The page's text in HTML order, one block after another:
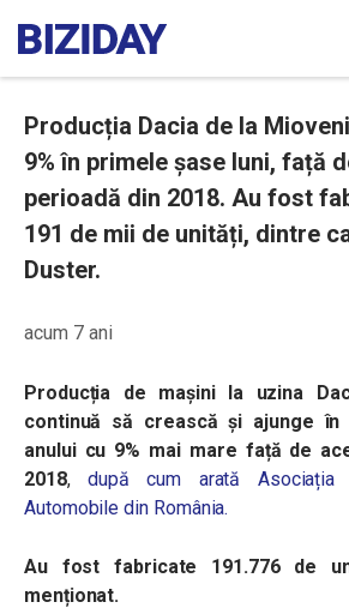
Producția Dacia de la
9% în primele șase luni, față
perioadă din 2018. Au fost
191 de mii de unități, dintre
Duster.
acum 7 ani
Producția de mașini la uzina
continuă să crească și ajunge
anului cu 9% mai mare față de
2018,după cum arată Asociația
Automobile din România.
Au fost fabricate 191.776 de
menționat.